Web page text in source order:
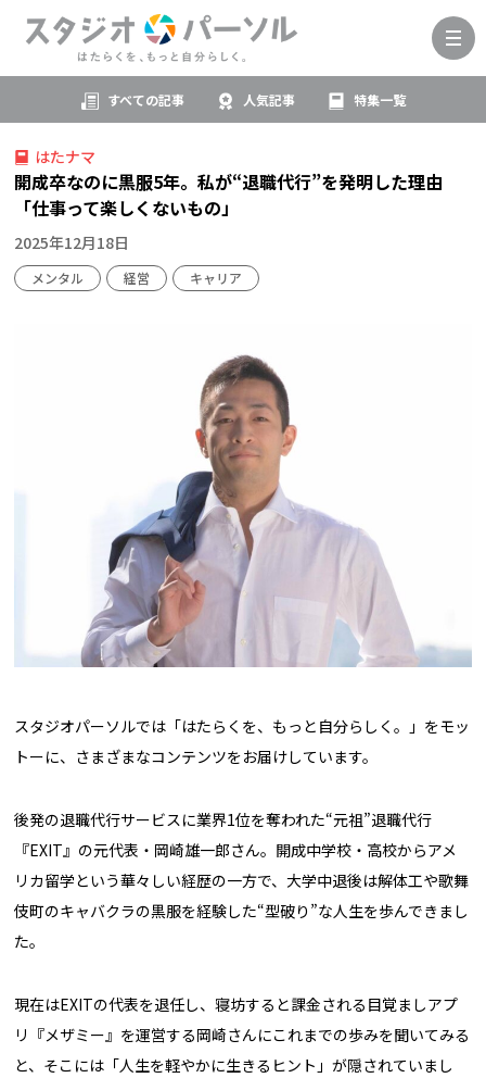
すべての記事 人気記事 特集一覧
はたナマ
開成卒なのに黒服5年。私が“退職代行”を発明した理由
「仕事って楽しくないもの」
2025年12月18日
メンタル 経営 キャリア
スタジオパーソルでは「はたらくを、もっと自分らしく。」をモッ
トーに、さまざまなコンテンツをお届けしています。
後発の退職代行サービスに業界1位を奪われた“元祖”退職代行
『EXIT』の元代表・岡崎雄一郎さん。開成中学校・高校からアメ
リカ留学という華々しい経歴の一方で、大学中退後は解体工や歌舞
伎町のキャバクラの黒服を経験した“型破り”な人生を歩んできまし
た。
現在はEXITの代表を退任し、寝坊すると課金される目覚ましアプ
リ『メザミー』を運営する岡崎さんにこれまでの歩みを聞いてみる
と、そこには「人生を軽やかに生きるヒント」が隠されていまし